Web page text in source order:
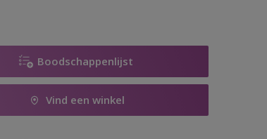
Boodschappenlijst
Vind een winkel